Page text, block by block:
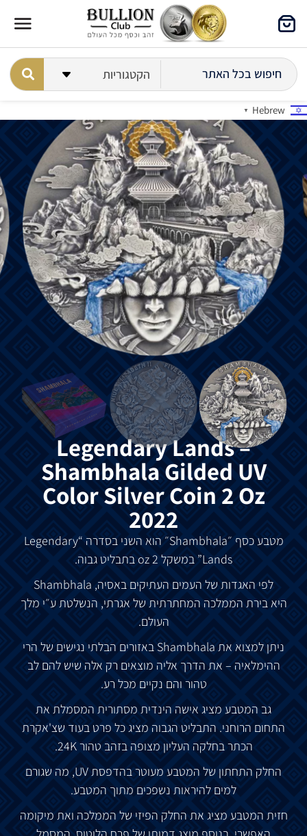
Hebrew
▼
Legendary Lands –
Shambhala Gilded UV
Color Silver Coin 2 Oz
2022
מטבעכסף ״Shambhala״ הוא השני בסדרה “Legendary
Lands” במשקל בתבליט גבוה.
לפי האגדות של העמים העתיקים באסיה, Shambhala
היאבירת הממלכה המחתרתית של אגרתי, הנשלטתע״י מלך
העולם.
ניתן למצוא את באזורים הבלתי נגישים של הרי
ההימלאיה – את הדרך אליה מוצאים רק אלה שיש להם לב
טהור והם נקיים מכל רע.
גב המטבע מציג אישה הינדית מסתורית המסמלת את
התחום הרוחני. התבליט הגבוה מציגכל פרט בעוד שצ'אקרת
הכתרבחלקה העליון מצופה בזהב טהור24K.
החלק התחתון של המטבע מעוטרבהדפסת מה שגורם
למים להיראות נשפכים מתוך המטבע.
חזית המטבע מציג את החלק הפיזי של הממלכה ואת מיקומה